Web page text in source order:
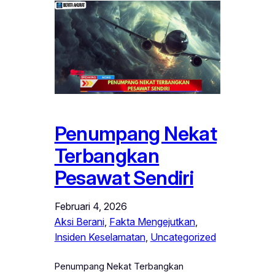
Penumpang Nekat
Terbangkan
Pesawat Sendiri
Februari 4, 2026
Aksi Berani, Fakta Mengejutkan
Insiden Keselamatan, Uncategorized
Penumpang Nekat Terbangkan